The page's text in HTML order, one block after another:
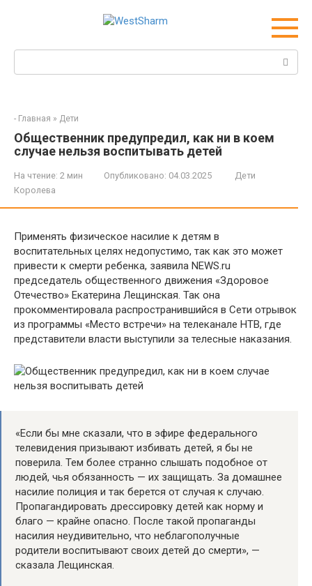
- Главная » Дети
Общественник предупредил, как ни в коем
случае нельзя воспитывать детей
На чтение: 2 мин Опубликовано: 04.03.2025
Дети
Королева
Применять физическое насилие к детям в
воспитательных целях недопустимо, так как это может
привести к смерти ребенка, заявила NEWS.ru
председатель общественного движения «Здоровое
Отечество» Екатерина Лещинская. Так она
прокомментировала распространившийся в Сети отрывок
из программы «Место встречи» на телеканале НТВ, где
представители власти выступили за телесные наказания.
«Если бы мне сказали, что в эфире федерального
телевидения призывают избивать детей, я бы не
поверила. Тем более странно слышать подобное от
людей, чья обязанность — их защищать. За домашнее
насилие полиция и так берется от случая к случаю.
Пропагандировать дрессировку детей как норму и
благо — крайне опасно. После такой пропаганды
насилия неудивительно, что неблагополучные
родители воспитывают своих детей до смерти», —
сказала Лещинская.